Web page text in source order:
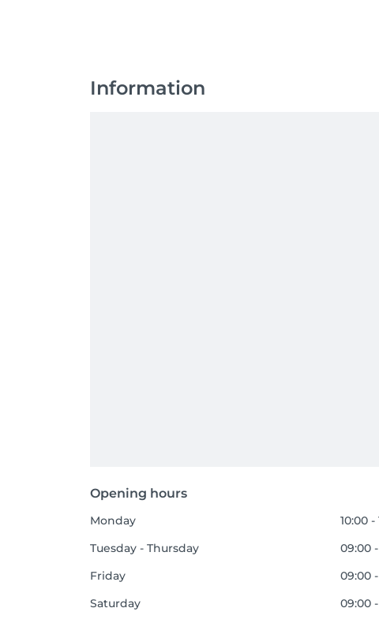
Information
Opening hours
Monday
10:00 -
Tuesday - Thursday
09:00
Friday
09:00
Saturday
09:00